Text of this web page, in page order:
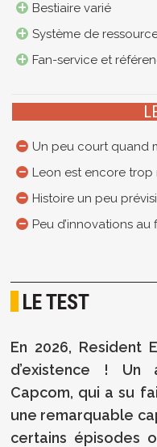
Bestiaire varié
Système de
Fan-service et
Un peu court quand
Leon est encore
Histoire un peu
Peu d’innovations au
LE TEST
En 2026, Resident
d’existence ! Un
Capcom, qui a su
une remarquable
certains épisodes